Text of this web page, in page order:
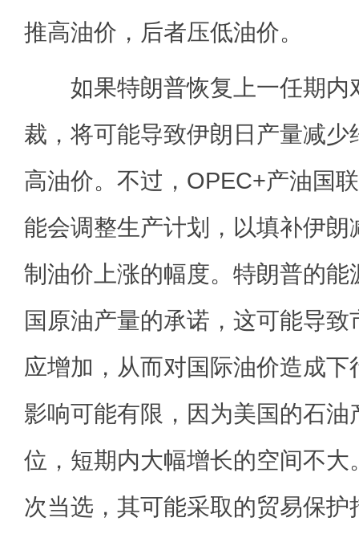
推高油价，后者压低油价。
如果特朗普恢复上一任期内
裁，将可能导致伊朗日产量减少
高油价。不过，OPEC+产油国
能会调整生产计划，以填补伊朗
制油价上涨的幅度。特朗普的能
国原油产量的承诺，这可能导
应增加，从而对国际油价造成
影响可能有限，因为美国的石油
位，短期内大幅增长的空间不大
次当选，其可能采取的贸易保